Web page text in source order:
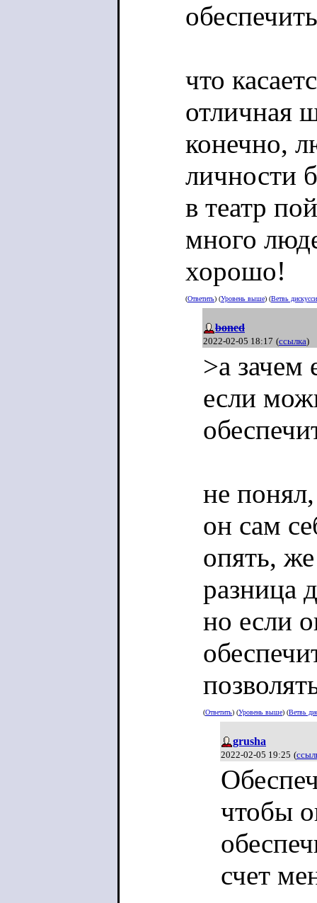
что
отличная
конечно,
личности
в театр
много
хорошо!
(Ответить) (Уровень выше) (Ветвь
boned
2022-02-05 18:17 (ссылка)
>а
если
не
он сам
опять,
разница
но если
(Ответить) (Уровень выше) (Ветвь
grusha
2022-02-05 19:25 (
чтобы
счет